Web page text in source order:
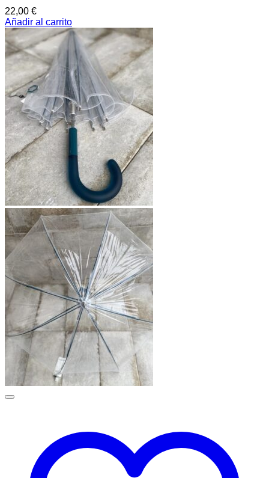
22,00 €
Añadir al carrito